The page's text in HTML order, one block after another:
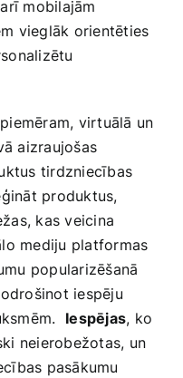
mobilajām
vieglāk orientēties
virtuālā ‍un
‌aizraujošas
tirdzniecības
produktus,
kas veicina⁤
mediju platformas
popularizēšanā
iespēju
Iespējas, ko
neierobežotas, un
pasākumu